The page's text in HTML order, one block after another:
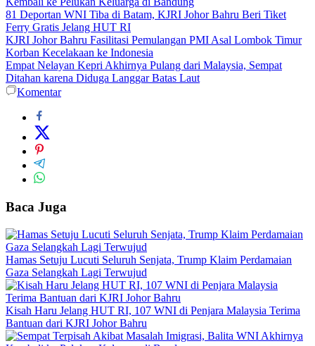
81 Deportan WNI Tiba di Batam, KJRI Johor Bahru Beri Tiket
Ferry Gratis Jelang HUT RI
KJRI Johor Bahru Fasilitasi Pemulangan PMI Asal Lombok Timur
Korban Kecelakaan ke Indonesia
Empat Nelayan Kepri Akhirnya Pulang dari Malaysia, Sempat
Ditahan karena Diduga Langgar Batas Laut
Komentar
Baca Juga
Hamas Setuju Lucuti Seluruh Senjata, Trump Klaim Perdamaian
Gaza Selangkah Lagi Terwujud
Kisah Haru Jelang HUT RI, 107 WNI di Penjara Malaysia Terima
Bantuan dari KJRI Johor Bahru